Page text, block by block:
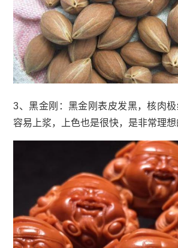
3、黑金刚：黑金刚表皮发黑，核肉
容易上浆，上色也是很快，是非常理想